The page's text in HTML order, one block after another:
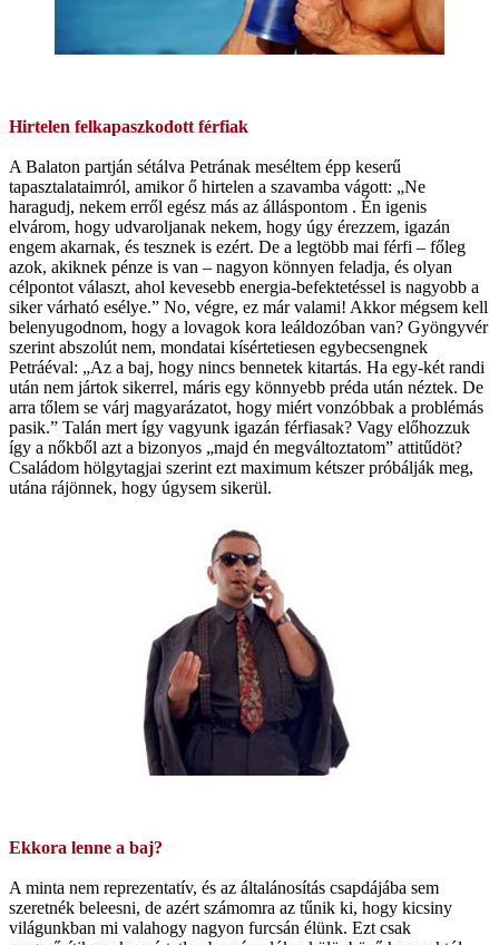
Hirtelen felkapaszkodott férfiak
A Balaton partján sétálva Petrának meséltem épp keserű
tapasztalataimról, amikor ő hirtelen a szavamba vágott: „Ne
haragudj, nekem erről egész más az álláspontom . Én igenis
elvárom, hogy udvaroljanak nekem, hogy úgy érezzem, igazán
engem akarnak, és tesznek is ezért. De a legtöbb mai férfi – főleg
azok, akiknek pénze is van – nagyon könnyen feladja, és olyan
célpontot választ, ahol kevesebb energia-befektetéssel is nagyobb a
siker várható esélye.” No, végre, ez már valami! Akkor mégsem kell
belenyugodnom, hogy a lovagok kora leáldozóban van? Gyöngyvér
szerint abszolút nem, mondatai kísértetiesen egybecsengnek
Petráéval: „Az a baj, hogy nincs bennetek kitartás. Ha egy-két randi
után nem jártok sikerrel, máris egy könnyebb préda után néztek. De
arra tőlem se várj magyarázatot, hogy miért vonzóbbak a problémás
pasik.” Talán mert így vagyunk igazán férfiasak? Vagy előhozzuk
így a nőkből azt a bizonyos „majd én megváltoztatom” attitűdöt?
Családom hölgytagjai szerint ezt maximum kétszer próbálják meg,
utána rájönnek, hogy úgysem sikerül.
Ekkora lenne a baj?
A minta nem reprezentatív, és az általánosítás csapdájába sem
szeretnék beleesni, de azért számomra az tűnik ki, hogy kicsiny
világunkban mi valahogy nagyon furcsán élünk. Ezt csak